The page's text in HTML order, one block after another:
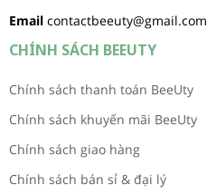
Email contactbeeuty@gmail.com
CHÍNH SÁCH BEEUTY
Chính sách thanh toán BeeUty
Chính sách khuyến mãi BeeUty
Chính sách giao hàng
Chính sách bán sỉ & đại lý